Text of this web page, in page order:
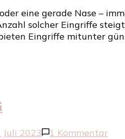
eine gerade Nase –
solcher Eingriffe
Eingriffe mitunter
Juli 2023 1 Kommentarzu